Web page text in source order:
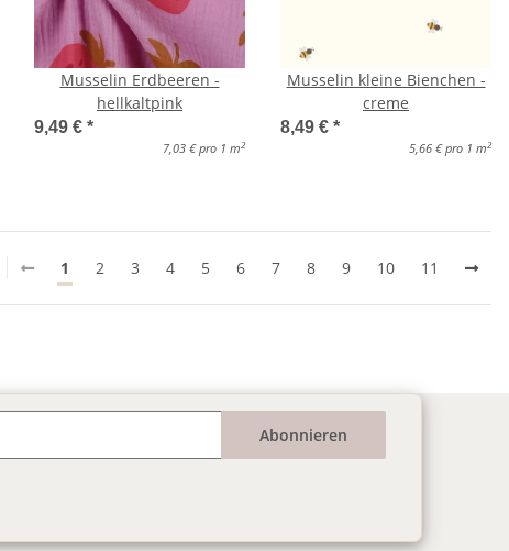
Musselin Erdbeeren -
hellkaltpink
9,49 € *
7,03 € pro 1 m2
Musselin kleine Bienchen -
creme
8,49 € *
5,66 € pro 1 m2
1 2 3 4 5 6 7 8 9 10 11
Abonnieren